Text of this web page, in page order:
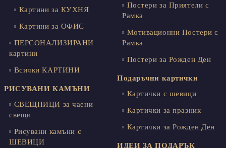
Картини за КУХНЯ
Картини за ОФИС
ПЕРСОНАЛИЗИРАНИ
картини
Всички КАРТИНИ
РИСУВАНИ КАМЪНИ
СВЕЩНИЦИ за чаени
свещи
Рисувани камъни с
ШЕВИЦИ
Постери за Приятели с
Рамка
Мотивационни Постери с
Рамка
Постери за Рожден Ден
Подаръчни картички
Картички с шевици
Картички за празник
Картички за Рожден Ден
ИДЕИ ЗА ПОДАРЪК